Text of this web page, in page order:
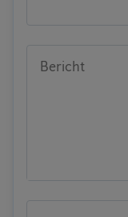
Bericht